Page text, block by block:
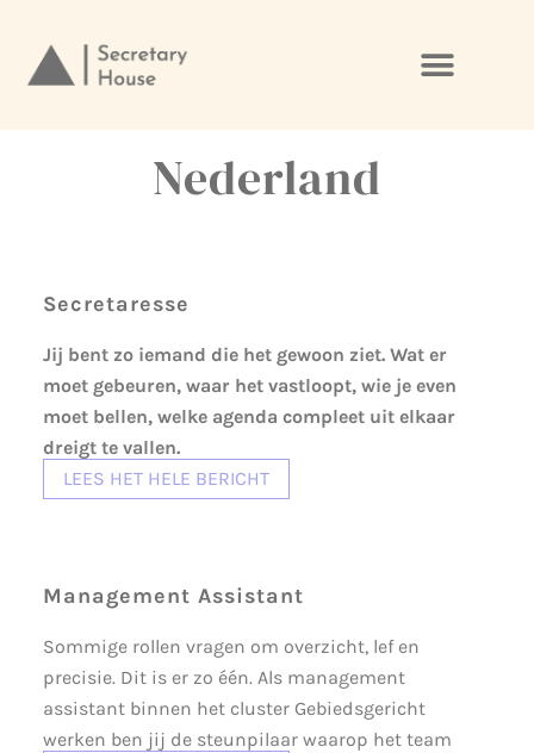
Ga
Nederland
Secretaresse
Jij bent zo iemand die het gewoon ziet. Wat er
moet gebeuren, waar het vastloopt, wie je even
moet bellen, welke agenda compleet uit elkaar
dreigt te vallen.
LEES HET HELE BERICHT
Management Assistant
Sommige rollen vragen om overzicht, lef en
precisie. Dit is er zo één. Als management
assistant binnen het cluster Gebiedsgericht
werken ben jij de steunpilaar waarop het team